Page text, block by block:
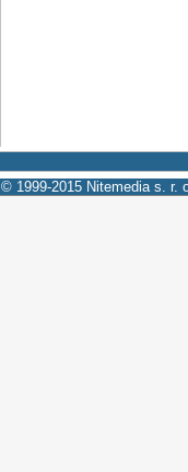
© 1999-2015 Nitemedia s. r.